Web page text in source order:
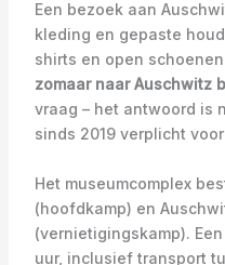
Een bezoek aan
kleding en gepaste
shirts en open
zomaar naar Auschwitz
vraag – het antwoord is
sinds 2019 verplicht
Het museumcomplex
(hoofdkamp) en
(vernietigingskamp).
uur, inclusief transport